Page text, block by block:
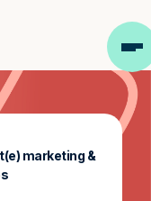
marketing &